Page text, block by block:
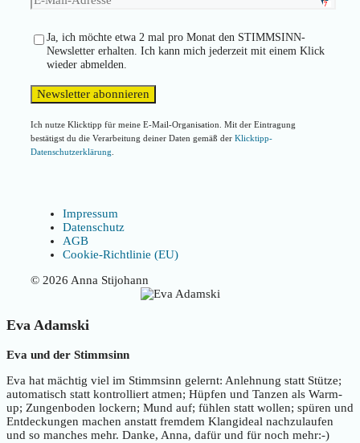
Ja, ich möchte etwa 2 mal pro Monat den STIMMSINN-
Newsletter erhalten. Ich kann mich jederzeit mit einem Klick
wieder abmelden.
Ich nutze Klicktipp für meine E-Mail-Organisation. Mit der Eintragung
bestätigst du die Verarbeitung deiner Daten gemäß der Klicktipp-
Datenschutzerklärung
Impressum
Datenschutz
AGB
Cookie-Richtlinie (EU)
© 2026 Anna Stijohann
Eva Adamski
Eva und der Stimmsinn
Eva hat mächtig viel im Stimmsinn gelernt: Anlehnung statt Stütze;
automatisch statt kontrolliert atmen; Hüpfen und Tanzen als Warm-
up; Zungenboden lockern; Mund auf; fühlen statt wollen; spüren und
Entdeckungen machen anstatt fremdem Klangideal nachzulaufen
und so manches mehr. Danke, Anna, dafür und für noch mehr:-)